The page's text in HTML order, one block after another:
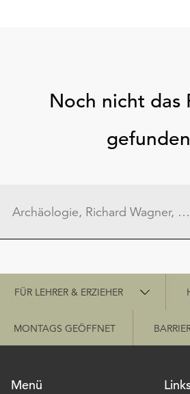
Noch nicht das
Schnellzugriff
FÜR LEHRER & ERZIEHER
MONTAGS GEÖFFNET
Menü